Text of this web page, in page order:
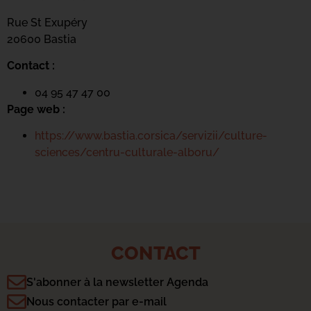
Rue St Exupéry
20600 Bastia
Contact :
04 95 47 47 00
Page web :
https://www.bastia.corsica/servizii/culture-
sciences/centru-culturale-alboru/
CONTACT
S'abonner à la newsletter Agenda
Nous contacter par e-mail